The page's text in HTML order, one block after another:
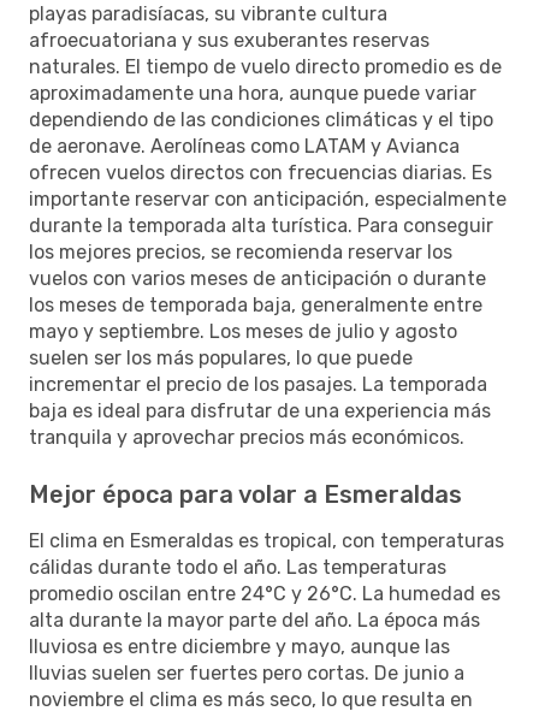
playas paradisíacas, su vibrante cultura
afroecuatoriana y sus exuberantes reservas
naturales. El tiempo de vuelo directo promedio es de
aproximadamente una hora, aunque puede variar
dependiendo de las condiciones climáticas y el tipo
de aeronave. Aerolíneas como LATAM y Avianca
ofrecen vuelos directos con frecuencias diarias. Es
importante reservar con anticipación, especialmente
durante la temporada alta turística. Para conseguir
los mejores precios, se recomienda reservar los
vuelos con varios meses de anticipación o durante
los meses de temporada baja, generalmente entre
mayo y septiembre. Los meses de julio y agosto
suelen ser los más populares, lo que puede
incrementar el precio de los pasajes. La temporada
baja es ideal para disfrutar de una experiencia más
tranquila y aprovechar precios más económicos.
Mejor época para volar a Esmeraldas
El clima en Esmeraldas es tropical, con temperaturas
cálidas durante todo el año. Las temperaturas
promedio oscilan entre 24°C y 26°C. La humedad es
alta durante la mayor parte del año. La época más
lluviosa es entre diciembre y mayo, aunque las
lluvias suelen ser fuertes pero cortas. De junio a
noviembre el clima es más seco, lo que resulta en